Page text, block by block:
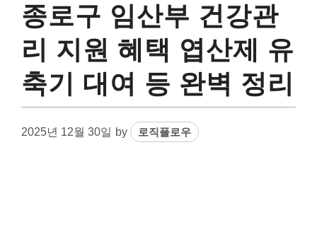
종로구 임산부 건강관
리 지원 혜택 엽산제 유
축기 대여 등 완벽 정리
2025년 12월 30일 by 로직플로우